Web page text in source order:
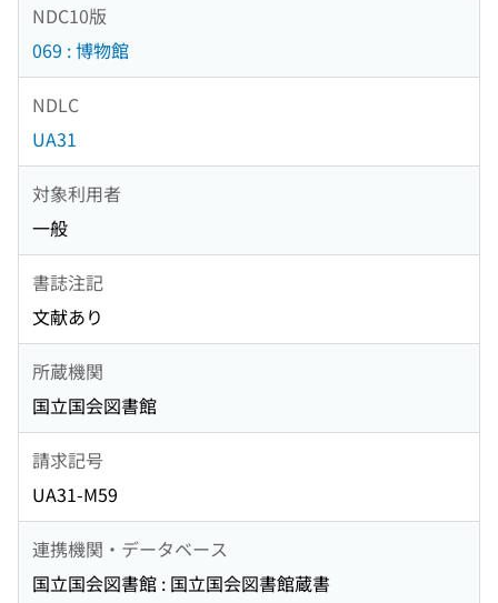
NDC10版
069 : 博物館
NDLC
UA31
対象利用者
一般
書誌注記
文献あり
所蔵機関
国立国会図書館
請求記号
UA31-M59
連携機関・データベース
国立国会図書館 : 国立国会図書館蔵書